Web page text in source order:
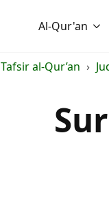
Al-Qur'an
Tafsir al-Qur’an